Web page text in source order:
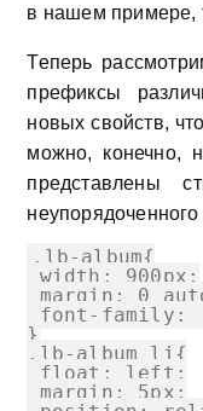
в нашем примере,
Теперь
префиксы
новых свойств,
можно, конечно,
представлены
.lb-album{
width: 900px;
margin: 0
font-family:
}
.lb-album li{
float: left;
margin: 5px;